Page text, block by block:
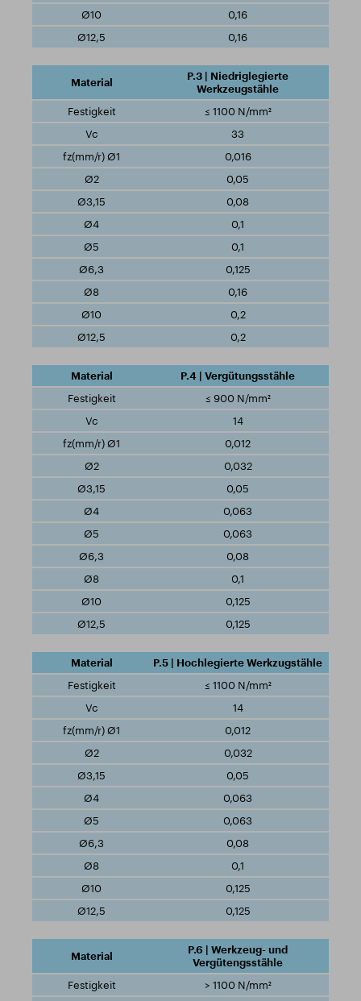
0,16
0,16
P.3 | Niedriglegierte
Werkzeugstähle
≤ 1100 N/mm²
33
0,016
0,05
0,08
0,1
0,1
0,125
0,16
0,2
0,2
P.4 | Vergütungsstähle
≤ 900 N/mm²
14
0,012
0,032
0,05
0,063
0,063
0,08
0,1
0,125
0,125
P.5 | Hochlegierte Werkzugstähle
≤ 1100 N/mm²
14
0,012
0,032
0,05
0,063
0,063
0,08
0,1
0,125
0,125
P.6 | Werkzeug- und
Vergütengsstähle
> 1100 N/mm²